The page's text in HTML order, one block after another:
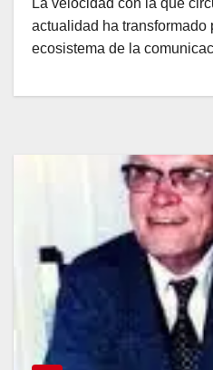
La velocidad con la que
actualidad ha transformado
ecosistema de la